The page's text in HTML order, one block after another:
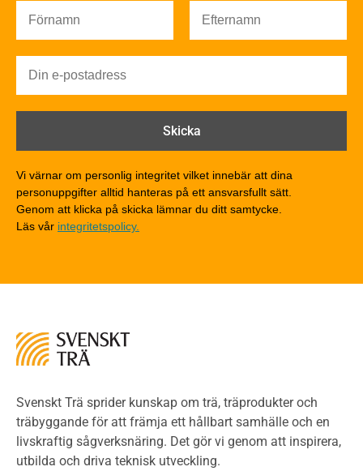
Brandsäkerhet
Brandsäkerhet
Brandförlopp i byggnader
Brandklasser för material och konstruktioner
Detaljlösningar
Träytors brandegenskaper
Tekniska byten med sprinkler
Riskvärdering i flervåningsbostadshus
Miljöeffekter
LCA
Miljödeklarationer och märkning
Termer och förkortningar
Planering
Vi värnar om personlig integritet vilket innebär att dina
personuppgifter alltid hanteras på ett ansvarsfullt sätt.
Genom att klicka på skicka lämnar du ditt samtycke.
Läs vår integritetspolicy.
Svenskt Trä sprider kunskap om trä, träprodukter och
träbyggande för att främja ett hållbart samhälle och en
livskraftig sågverksnäring. Det gör vi genom att inspirera,
utbilda och driva teknisk utveckling.